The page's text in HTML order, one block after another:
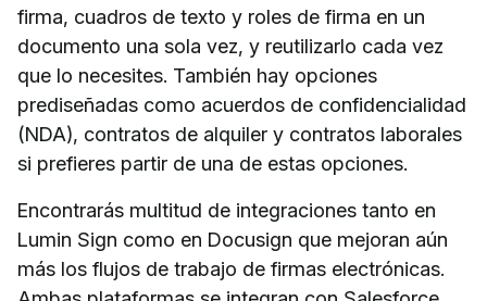
firma, cuadros de texto y roles de firma en un
documento una sola vez, y reutilizarlo cada vez
que lo necesites. También hay opciones
prediseñadas como acuerdos de confidencialidad
(NDA), contratos de alquiler y contratos laborales
si prefieres partir de una de estas opciones.
Encontrarás multitud de integraciones tanto en
Lumin Sign como en Docusign que mejoran aún
más los flujos de trabajo de firmas electrónicas.